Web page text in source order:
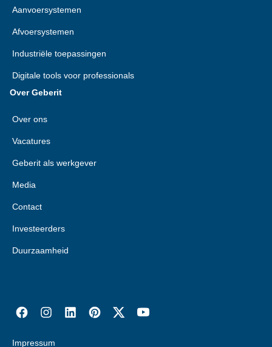
Aanvoersystemen
Afvoersystemen
Industriële toepassingen
Digitale tools voor professionals
Over Geberit
Over ons
Vacatures
Geberit als werkgever
Media
Contact
Investeerders
Duurzaamheid
Impressum